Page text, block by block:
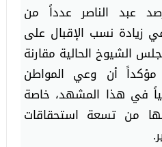
عبد الناصر عدداً من
زيادة نسب الإقبال على
الشيوخ الحالية مقارنة
مؤكداً أن وعي المواطن
في هذا المشهد، خاصة
من تسعة استحقاقات